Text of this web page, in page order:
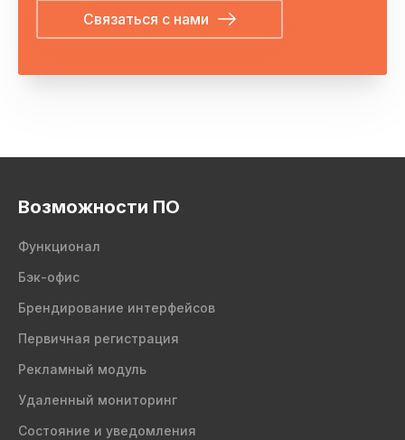
Связаться с нами
Возможности ПО
Функционал
Бэк-офис
Брендирование интерфейсов
Первичная регистрация
Рекламный модуль
Удаленный мониторинг
Состояние и уведомления